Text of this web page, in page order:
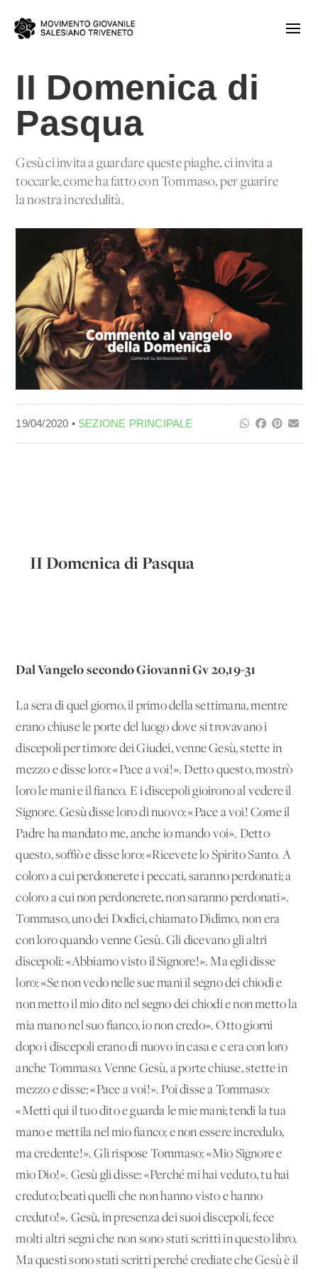
II Domenica di
Pasqua
Gesù ci invita a guardare queste piaghe, ci invita a
toccarle, come ha fatto con Tommaso, per guarire
la nostra incredulità.
19/04/2020 • SEZIONE PRINCIPALE
II Domenica di Pasqua
Dal Vangelo secondo Giovanni Gv 20,19-31
La sera di quel giorno, il primo della settimana, mentre
erano chiuse le porte del luogo dove si trovavano i
discepoli per timore dei Giudei, venne Gesù, stette in
mezzo e disse loro: «Pace a voi!». Detto questo, mostrò
loro le mani e il fianco. E i discepoli gioirono al vedere il
Signore. Gesù disse loro di nuovo: «Pace a voi! Come il
Padre ha mandato me, anche io mando voi». Detto
questo, soffiò e disse loro: «Ricevete lo Spirito Santo. A
coloro a cui perdonerete i peccati, saranno perdonati; a
coloro a cui non perdonerete, non saranno perdonati».
Tommaso, uno dei Dodici, chiamato Dìdimo, non era
con loro quando venne Gesù. Gli dicevano gli altri
discepoli: «Abbiamo visto il Signore!». Ma egli disse
loro: «Se non vedo nelle sue mani il segno dei chiodi e
non metto il mio dito nel segno dei chiodi e non metto la
mia mano nel suo fianco, io non credo». Otto giorni
dopo i discepoli erano di nuovo in casa e c'era con loro
anche Tommaso. Venne Gesù, a porte chiuse, stette in
mezzo e disse: «Pace a voi!». Poi disse a Tommaso:
«Metti qui il tuo dito e guarda le mie mani; tendi la tua
mano e mettila nel mio fianco; e non essere incredulo,
ma credente!». Gli rispose Tommaso: «Mio Signore e
mio Dio!». Gesù gli disse: «Perché mi hai veduto, tu hai
creduto; beati quelli che non hanno visto e hanno
creduto!». Gesù, in presenza dei suoi discepoli, fece
molti altri segni che non sono stati scritti in questo libro.
Ma questi sono stati scritti perché crediate che Gesù è il